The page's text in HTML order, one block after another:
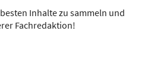
Inhalte zu sammeln und
Fachredaktion!